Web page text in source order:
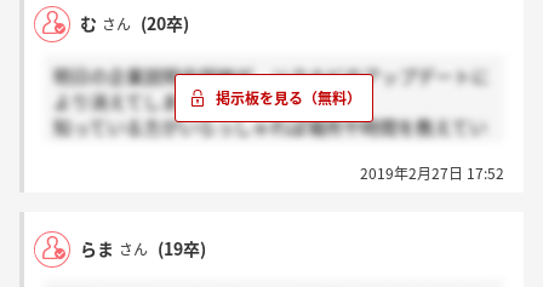
む さん (20卒)
明日の企業説明会詳細が、リクナビのアップデートに
より消えてしまいました....
知っている方がいらっしゃれば場所や時間を教えてい
2019年2月27日 17:52
らま さん (19卒)